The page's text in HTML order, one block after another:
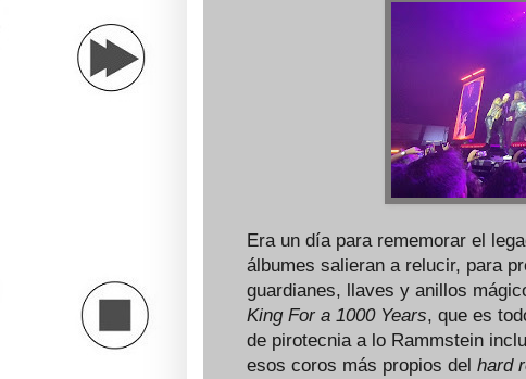
Era un día para rememorar el
álbumes salieran a relucir, para
guardianes, llaves y anillos
King For a 1000 Years, que es
de pirotecnia a lo Rammstein
esos coros más propios del hard